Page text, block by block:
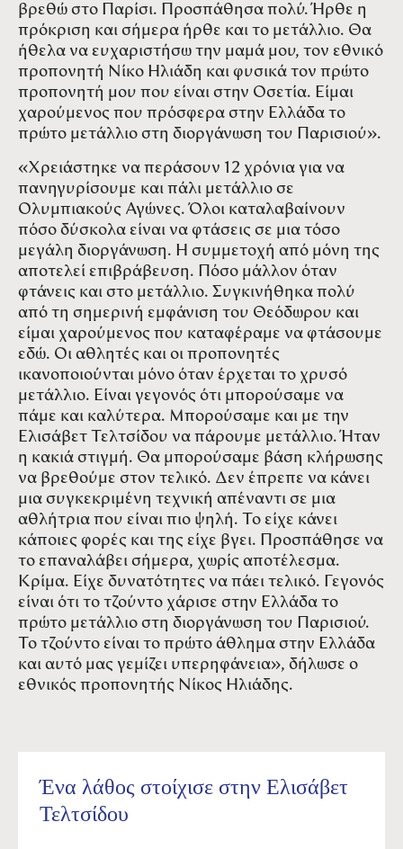
βρεθώ στο Παρίσι. Προσπάθησα πολύ. Ήρθε η
πρόκριση και σήμερα ήρθε και το μετάλλιο. Θα
ήθελα να ευχαριστήσω την μαμά μου, τον εθνικό
προπονητή Νίκο Ηλιάδη και φυσικά τον πρώτο
προπονητή μου που είναι στην Οσετία. Είμαι
χαρούμενος που πρόσφερα στην Ελλάδα το
πρώτο μετάλλιο στη διοργάνωση του Παρισιού».
«Χρειάστηκε να περάσουν 12 χρόνια για να
πανηγυρίσουμε και πάλι μετάλλιο σε
Ολυμπιακούς Αγώνες. Όλοι καταλαβαίνουν
πόσο δύσκολα είναι να φτάσεις σε μια τόσο
μεγάλη διοργάνωση. Η συμμετοχή από μόνη της
αποτελεί επιβράβευση. Πόσο μάλλον όταν
φτάνεις και στο μετάλλιο. Συγκινήθηκα πολύ
από τη σημερινή εμφάνιση του Θεόδωρου και
είμαι χαρούμενος που καταφέραμε να φτάσουμε
εδώ. Οι αθλητές και οι προπονητές
ικανοποιούνται μόνο όταν έρχεται το χρυσό
μετάλλιο. Είναι γεγονός ότι μπορούσαμε να
πάμε και καλύτερα. Μπορούσαμε και με την
Ελισάβετ Τελτσίδου να πάρουμε μετάλλιο. Ήταν
η κακιά στιγμή. Θα μπορούσαμε βάση κλήρωσης
να βρεθούμε στον τελικό. Δεν έπρεπε να κάνει
μια συγκεκριμένη τεχνική απέναντι σε μια
αθλήτρια που είναι πιο ψηλή. Το είχε κάνει
κάποιες φορές και της είχε βγει. Προσπάθησε να
το επαναλάβει σήμερα, χωρίς αποτέλεσμα.
Κρίμα. Είχε δυνατότητες να πάει τελικό. Γεγονός
είναι ότι το τζούντο χάρισε στην Ελλάδα το
πρώτο μετάλλιο στη διοργάνωση του Παρισιού.
Το τζούντο είναι το πρώτο άθλημα στην Ελλάδα
και αυτό μας γεμίζει υπερηφάνεια», δήλωσε ο
εθνικός προπονητής Νίκος Ηλιάδης.
Ένα λάθος στοίχισε στην Ελισάβετ
Τελτσίδου